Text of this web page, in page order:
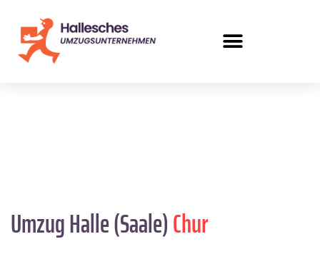
Umzug Halle (Saale)Chur